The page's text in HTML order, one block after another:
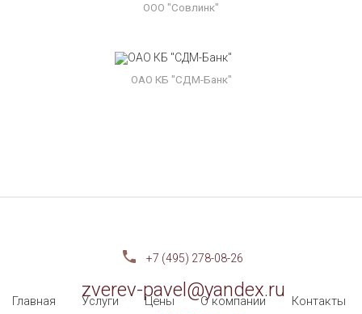
ООО "Совлинк"
ОАО КБ "СДМ-Банк"
Главная Услуги Цены О компании Контакты
+7 (495) 278-08-26
zverev-pavel@yandex.ru